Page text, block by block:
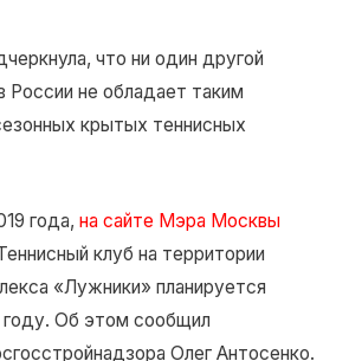
что ни один другой
России не обладает таким
крытых теннисных
года,на сайте Мэра Москвы
клуб на территории
«Лужники» планируется
году. Об этом сообщил
Олег Антосенко.